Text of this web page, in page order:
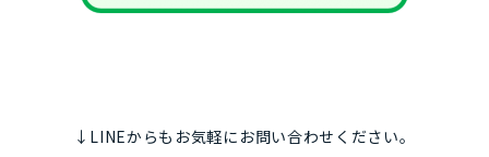
↓LINEからもお気軽にお問い合わせください。